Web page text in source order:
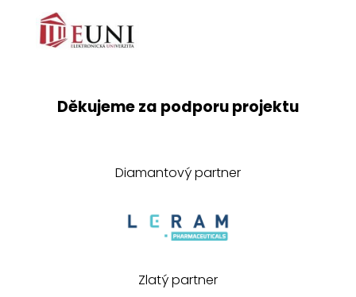
Děkujeme za podporu projektu
Diamantový partner
Zlatý partner